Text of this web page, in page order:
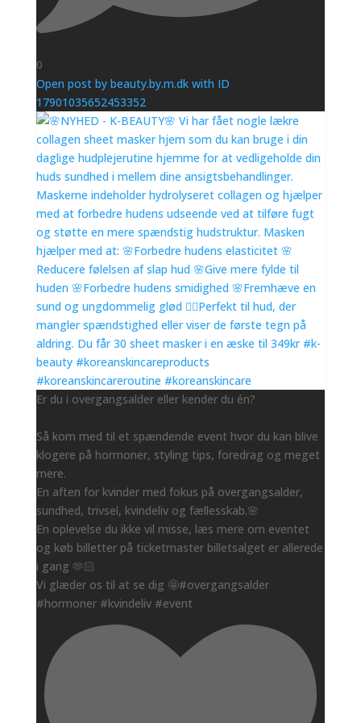
0
Open post by beauty.by.m.dk with ID
17901035652453352
Er du i overgangsalder eller kender du én?
Så kom med til et spændende event hvor du kan blive
klogere på hormoner, styling tips, foredrag og meget
mere.
En aften for kvinder med fokus på overgangsalder,
sundhed, trivsel, kvindeliv og fællesskab.🌸
En oplevelse du ikke vil misse, læs mere om eventet
og køb billetter på ticketmaster billetsalget er allerede
i gang 🫶🏻
Vi glæder os til at se dig 🤩#overgangsalder
#hormoner #kvindeliv #event